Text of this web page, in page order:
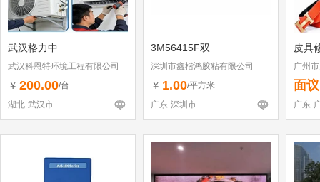
武汉格力中
武汉科恩特环境工程有限公司
￥ 200.00/台
湖北-武汉市
3M56415F双
深圳市鑫楷鸿胶粘有限公司
￥ 1.00/平方米
广东-深圳市
皮具
广州
店
面议
广东-